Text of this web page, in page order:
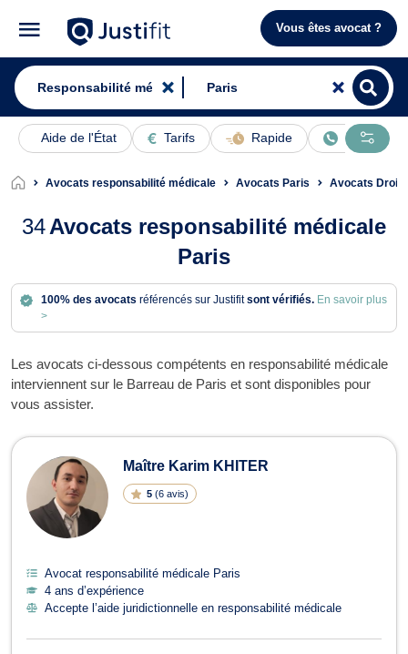
Vous êtes avocat ?
Aide de l'État Tarifs Rapide En ligne
Avocats responsabilité médicale Avocats Paris Avocats Droit
34Avocats responsabilité médicale
Paris
100% des avocats référencés sur Justifitsont vérifiés. En savoir plus
>
Les avocats ci-dessous compétents en responsabilité médicale
interviennent sur le Barreau de Paris et sont disponibles pour
vous assister.
Avocats en responsabilité médicale
Maître Karim KHITER
5 (6 avis)
Avocat responsabilité médicale Paris
4 ans d’expérience
Accepte l’aide juridictionnelle en responsabilité médicale